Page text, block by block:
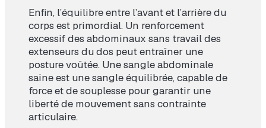
Enfin, l’équilibre entre l’avant et l’arrière du
corps est primordial. Un renforcement
excessif des abdominaux sans travail des
extenseurs du dos peut entraîner une
posture voûtée. Une sangle abdominale
saine est une sangle équilibrée, capable de
force et de souplesse pour garantir une
liberté de mouvement sans contrainte
articulaire.